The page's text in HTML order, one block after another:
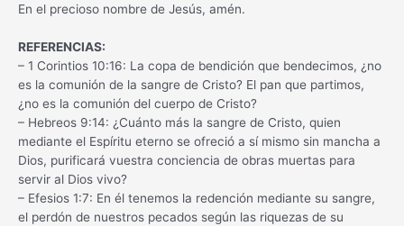
En el precioso nombre de Jesús, amén.
REFERENCIAS:
– 1 Corintios 10:16: La copa de bendición que bendecimos, ¿no
es la comunión de la sangre de Cristo? El pan que partimos,
¿no es la comunión del cuerpo de Cristo?
– Hebreos 9:14: ¿Cuánto más la sangre de Cristo, quien
mediante el Espíritu eterno se ofreció a sí mismo sin mancha a
Dios, purificará vuestra conciencia de obras muertas para
servir al Dios vivo?
– Efesios 1:7: En él tenemos la redención mediante su sangre,
el perdón de nuestros pecados según las riquezas de su